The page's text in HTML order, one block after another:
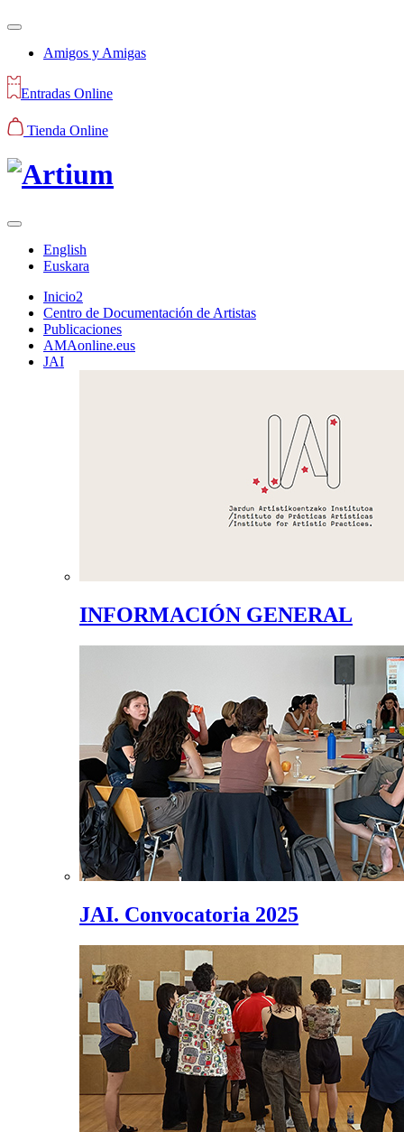
Amigos y Amigas
Entradas Online
Tienda Online
English
Euskara
Inicio2
Centro de Documentación de Artistas
Publicaciones
AMAonline.eus
JAI
INFORMACIÓN GENERAL
JAI. Convocatoria 2025